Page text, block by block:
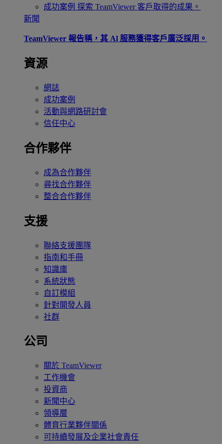
成功案例 探索 TeamViewer 客戶取得的成果。
新聞
TeamViewer 報告稱，其 Al 服務獲得客戶廣泛採用。
資源
網誌
成功案例
活動與網路研討會
信任中心
合作夥伴
成為合作夥伴
尋找合作夥伴
整合合作夥伴
支援
聯絡支援團隊
指南和手冊
知識庫
系統狀態
自訂模組
針對開發人員
社群
公司
關於 TeamViewer
工作機會
投資商
新聞中心
領導層
體育行業夥伴關係
可持續發展及企業社會責任